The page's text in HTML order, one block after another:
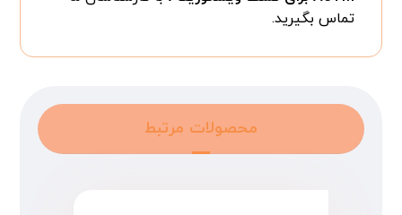
تماس بگیرید.
محصولات مرتبط